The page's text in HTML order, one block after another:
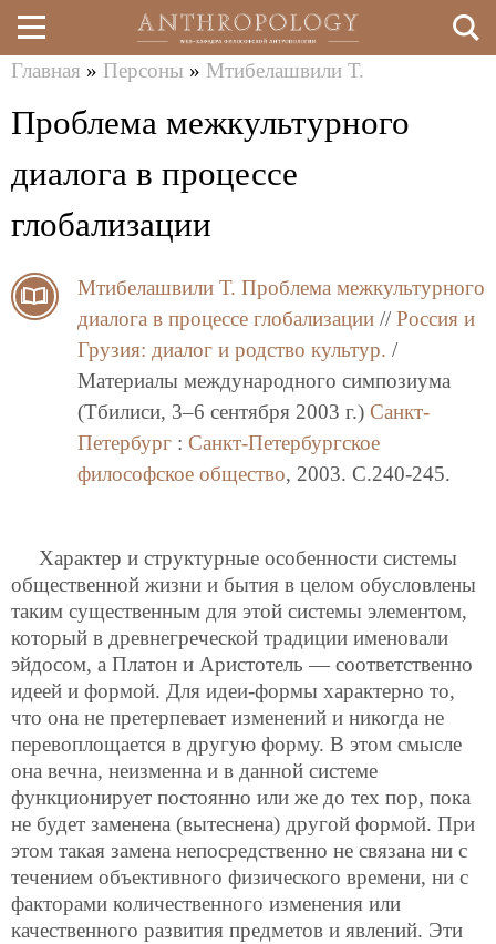
Перейти
к
здесь
Главная » Персоны » Мтибелашвили Т.
Проблема межкультурного
диалога в процессе
глобализации
Мтибелашвили Т. Проблема межкультурного
диалога в процессе глобализации // Россия и
Грузия: диалог и родство культур. /
Материалы международного симпозиума
(Тбилиси, 3–6 сентября 2003 г.) Санкт-
Петербург : Санкт-Петербургское
философское общество, 2003. C.240-245.
Характер и структурные особенности системы
общественной жизни и бытия в целом обусловлены
таким существенным для этой системы элементом,
который в древнегреческой традиции именовали
эйдосом, а Платон и Аристотель — соответственно
идеей и формой. Для идеи-формы характерно то,
что она не претерпевает изменений и никогда не
перевоплощается в другую форму. В этом смысле
она вечна, неизменна и в данной системе
функционирует постоянно или же до тех пор, пока
не будет заменена (вытеснена) другой формой. При
этом такая замена непосредственно не связана ни с
течением объективного физического времени, ни с
факторами количественного изменения или
качественного развития предметов и явлений. Эти